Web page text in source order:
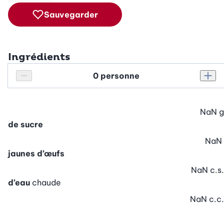
Sauvegarder
Ingrédients
Réduire le nombre de personnes
Personnes
de sucre
NaN g
jaunes d’œufs
NaN
d’eau chaude
NaN c.s.
NaN c.c.